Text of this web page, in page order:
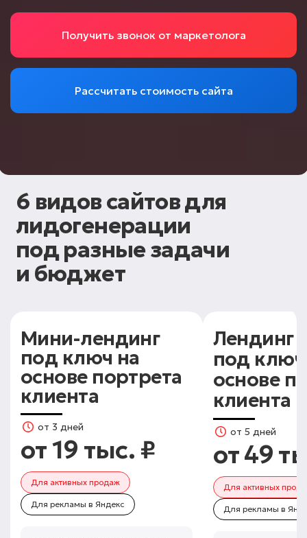
Получить звонок от маркетолога
Рассчитать стоимость сайта
6 видов сайтов для
лидогенерации
под разные задачи
и бюджет
Мини-лендинг
под ключ на
основе портрета
клиента
от 3 дней
от 19 тыс. ₽
Для активных продаж
Для рекламы в Яндекс
Лендинг
под
основе
клиента
от 5 дней
от 49
Для активных
Для рекламы в